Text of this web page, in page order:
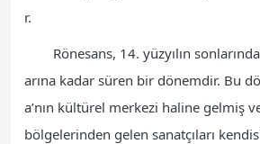
r.
Rönesans, 14. yüzyılın
arına kadar süren bir dönemdir. Bu
a’nın kültürel merkezi haline gelmiş
bölgelerinden gelen sanatçıları